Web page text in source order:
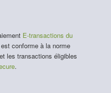
E-transactions du
conforme à la norme
les transactions éligibles
.